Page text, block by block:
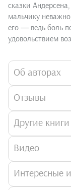
сказки
мальчику
его ― ведь боль
удовольствием
Об авторах
Отзывы
Другие
Видео
Интересные